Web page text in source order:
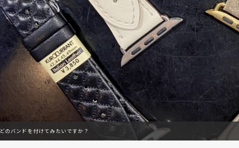
どのバンドを付けてみたいですか？